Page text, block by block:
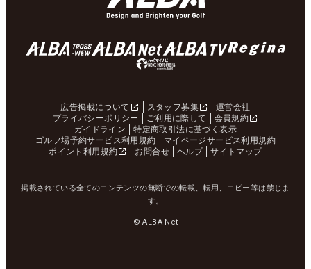
広告掲載について スタッフ募集
運営会社
プライバシーポリシー
ご利用に際して
会員規約
ガイドライン
特定商取引法に基づく表示
ゴルフ場予約サービス利用規約
マイページサービス利用規約
ポイント利用規約
お問合せ ヘルプ サイトマップ
掲載されている全てのコンテンツの無断での転載、転用、コピー等は禁じま
す。
© ALBA Net